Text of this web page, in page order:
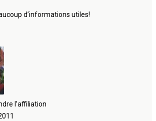
d’informations utiles!
l’affiliation